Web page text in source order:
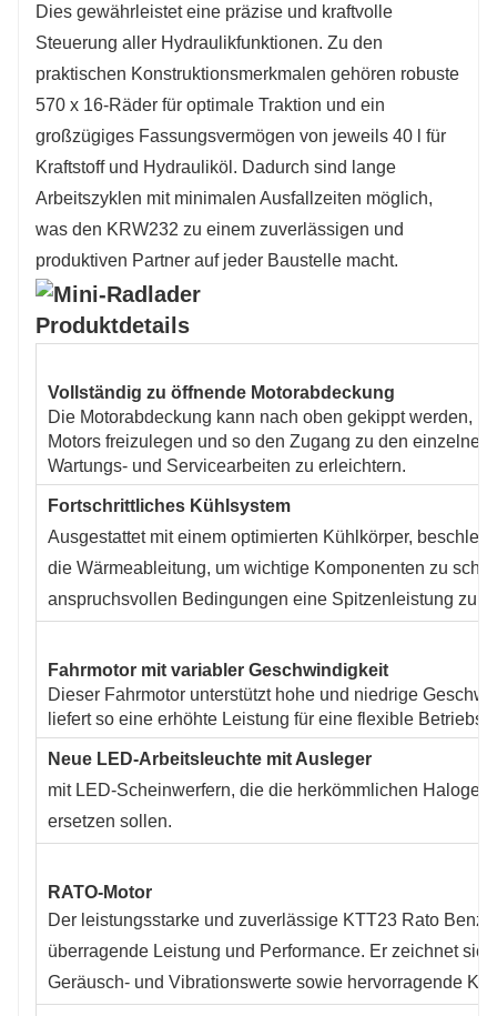
Dies gewährleistet eine präzise und kraftvolle
Steuerung aller Hydraulikfunktionen. Zu den
praktischen Konstruktionsmerkmalen gehören robuste
570 x 16-Räder für optimale Traktion und ein
großzügiges Fassungsvermögen von jeweils 40 l für
Kraftstoff und Hydrauliköl. Dadurch sind lange
Arbeitszyklen mit minimalen Ausfallzeiten möglich,
was den KRW232 zu einem zuverlässigen und
produktiven Partner auf jeder Baustelle macht.
Produktdetails
Vollständig zu öffnende Motorabdeckung
Die Motorabdeckung kann nach oben gekippt werden,
Motors freizulegen und so den Zugang zu den einzelnen
Wartungs- und Servicearbeiten zu erleichtern.
Fortschrittliches Kühlsystem
Ausgestattet mit einem optimierten Kühlkörper,
die Wärmeableitung, um wichtige Komponenten zu
anspruchsvollen Bedingungen eine Spitzenleistung zu
Fahrmotor mit variabler Geschwindigkeit
Dieser Fahrmotor unterstützt hohe und niedrige
liefert so eine erhöhte Leistung für eine flexible
Neue LED-Arbeitsleuchte mit Ausleger
mit LED-Scheinwerfern, die die herkömmlichen
ersetzen sollen.
RATO-Motor
Der leistungsstarke und zuverlässige KTT23 Rato
überragende Leistung und Performance. Er zeichnet
Geräusch- und Vibrationswerte sowie hervorragende